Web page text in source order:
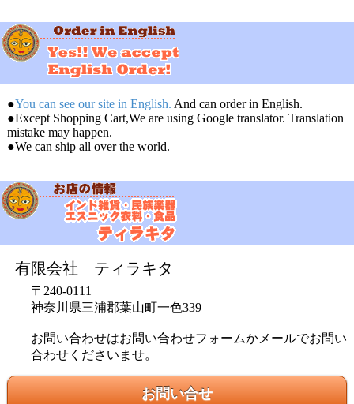
●You can see our site in English. And can order in English.
●Except Shopping Cart,We are using Google translator. Translation
mistake may happen.
●We can ship all over the world.
有限会社 ティラキタ
〒240-0111
神奈川県三浦郡葉山町一色339
お問い合わせはお問い合わせフォームかメールでお問い
合わせくださいませ。
お問い合せ